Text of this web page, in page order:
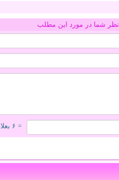
نظر شما در مورد این مطلب
= ۶ بعلاوه ۳